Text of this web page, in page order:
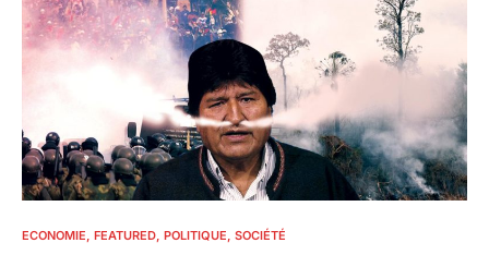
2
ECONOMIE FEATURED POLITIQUE SOCIÉTÉ